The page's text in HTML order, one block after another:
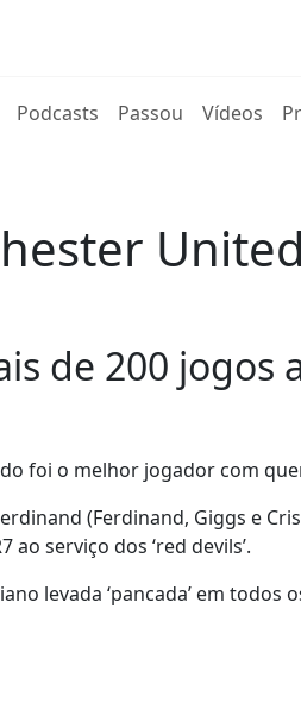
Podcasts Passou Vídeos
de 200 jogos
foi o melhor jogador com
(Ferdinand, Giggs e
serviço dos ‘red devils’.
levada ‘pancada’ em todos